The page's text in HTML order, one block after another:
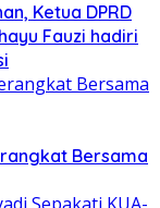
Ketua DPRD
Fauzi hadiri
Bersama